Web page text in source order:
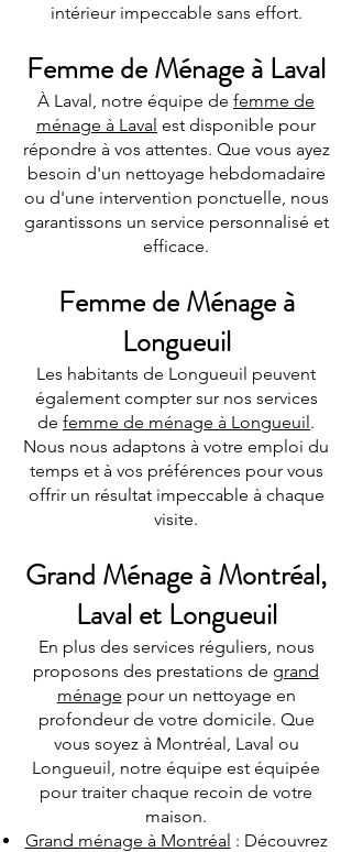
intérieur impeccable sans effort.
Femme de Ménage à Laval
À Laval, notre équipe de femme de
ménage à Laval est disponible pour
répondre à vos attentes. Que vous ayez
besoin d'un nettoyage hebdomadaire
ou d'une intervention ponctuelle, nous
garantissons un service personnalisé et
efficace.
Femme de Ménage à
Longueuil
Les habitants de Longueuil peuvent
également compter sur nos services
de femme de ménage à Longueuil.
Nous nous adaptons à votre emploi du
temps et à vos préférences pour vous
offrir un résultat impeccable à chaque
visite.
Grand Ménage à Montréal,
Laval et Longueuil
En plus des services réguliers, nous
proposons des prestations de grand
ménage pour un nettoyage en
profondeur de votre domicile. Que
vous soyez à Montréal, Laval ou
Longueuil, notre équipe est équipée
pour traiter chaque recoin de votre
maison.
Grand ménage à Montréal : Découvrez